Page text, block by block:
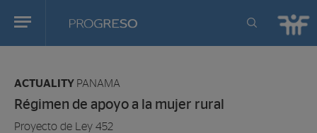
Progreso
Revista
actualidd
are
in:
ACTUALITY PANAMA
Régimen de apoyo a la mujer rural
Proyecto de Ley 452